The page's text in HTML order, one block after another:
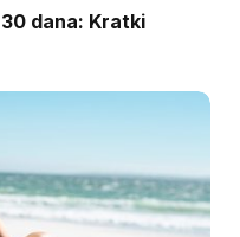
dana: Kratki